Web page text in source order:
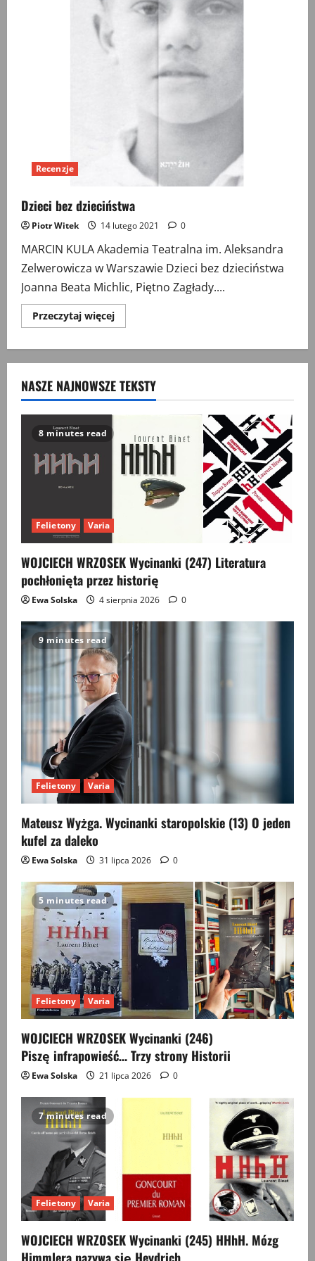
Recenzje
Dzieci bez dzieciństwa
Piotr Witek 14 lutego 2021 0
MARCIN KULA Akademia Teatralna im. Aleksandra
Zelwerowicza w Warszawie Dzieci bez dzieciństwa
Joanna Beata Michlic, Piętno Zagłady....
Przeczytaj więcejPrzeczytaj
więcej
dzieciństwa
NASZE NAJNOWSZE TEKSTY
8 minutes read
Felietony Varia
WOJCIECH WRZOSEK Wycinanki (247) Literatura
pochłonięta przez historię
Ewa Solska 4 sierpnia 2026 0
9 minutes read
Felietony Varia
Mateusz Wyżga. Wycinanki staropolskie (13) O jeden
kufel za daleko
Ewa Solska 31 lipca 2026 0
5 minutes read
Felietony Varia
WOJCIECH WRZOSEK Wycinanki (246)
Piszę infrapowieść… Trzy strony Historii
Ewa Solska 21 lipca 2026 0
7 minutes read
Felietony Varia
WOJCIECH WRZOSEK Wycinanki (245) HHhH. Mózg
Himmlera nazywa się Heydrich